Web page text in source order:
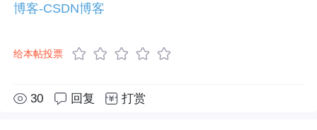
博客-CSDN博客
给本帖投票
30 回复 打赏